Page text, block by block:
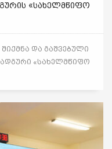
«ᲡᲐᲮᲔᲚᲛᲬᲘᲤᲝ
და გაშვებული
«სახელმწიფო